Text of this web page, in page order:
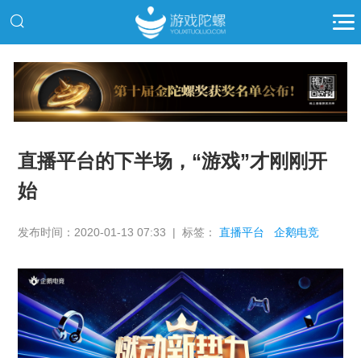
推广
直播平台的下半场，“游戏”才刚刚开
始
发布时间：2020-01-13 07:33 | 标签：直播平台 企鹅电竞